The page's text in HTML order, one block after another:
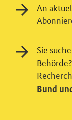
Wir bitten Sie
verschiedene
möchten die
An
Sie
Behörde?
Bund